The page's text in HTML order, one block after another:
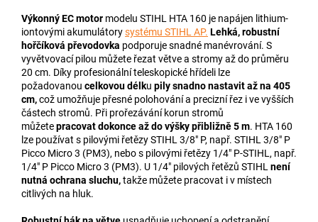
Výkonný EC motor modelu STIHL HTA 160 je napájen lithium-
iontovými akumulátorysystému STIHL AP. Lehká, robustní
hořčíková převodovka podporuje snadné manévrování. S
vyvětvovací pilou můžete řezat větve a stromy až do průměru
20 cm. Díky profesionální teleskopické hřídeli lze
požadovanou celkovou délku pily snadno nastavit až na 405
cm,což umožňuje přesné polohování a precizní řez i ve vyšších
částech stromů. Při prořezávání korun stromů
můžetepracovat dokonce až do výšky přibližně 5 m. HTA 160
lze používat s pilovými řetězy STIHL 3/8" P, např. STIHL 3/8" P
Picco Micro 3 (PM3), nebo s pilovými řetězy 1/4" P-STIHL, např.
1/4" P Picco Micro 3 (PM3). U 1/4" pilových řetězů STIHL není
nutná ochrana sluchu,takže můžete pracovat i v místech
citlivých na hluk.